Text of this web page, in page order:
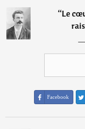
“Le
Facebook